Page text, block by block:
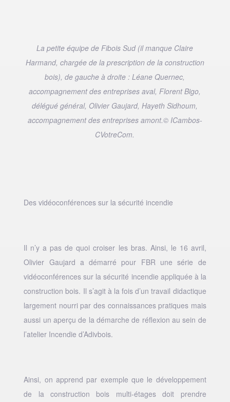
La petite équipe de Fibois Sud (il manque Claire
Harmand, chargée de la prescription de la construction
bois), de gauche à droite : Léane Quernec,
accompagnement des entreprises aval, Florent Bigo,
délégué général, Olivier Gaujard, Hayeth Sidhoum,
accompagnement des entreprises amont.© ICambos-
CVotreCom.
Des vidéoconférences sur la sécurité incendie
Il n’y a pas de quoi croiser les bras. Ainsi, le 16 avril,
Olivier Gaujard a démarré pour FBR une série de
vidéoconférences sur la sécurité incendie appliquée à la
construction bois. Il s’agit à la fois d’un travail didactique
largement nourri par des connaissances pratiques mais
aussi un aperçu de la démarche de réflexion au sein de
l’atelier Incendie d’Adivbois.
Ainsi, on apprend par exemple que le développement
de la construction bois multi-étages doit prendre